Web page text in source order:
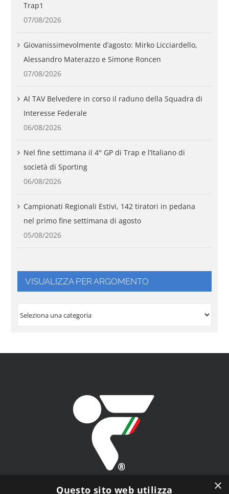
Trap1
07/08/2026
Giovanissimevolmente d’agosto: Mirko Licciardello,
Alessandro Materazzo e Simone Roncen
07/08/2026
Al TAV Belvedere in corso il raduno della Squadra di
Interesse Federale
06/08/2026
Nel fine settimana il 4° GP di Trap e l’Italiano di
società di Sporting
06/08/2026
Campionati Regionali Estivi, 142 tiratori in pedana
nel primo fine settimana di agosto
05/08/2026
VISUALIZZA PER ARGOMENTO
×
Questo sito web utilizza